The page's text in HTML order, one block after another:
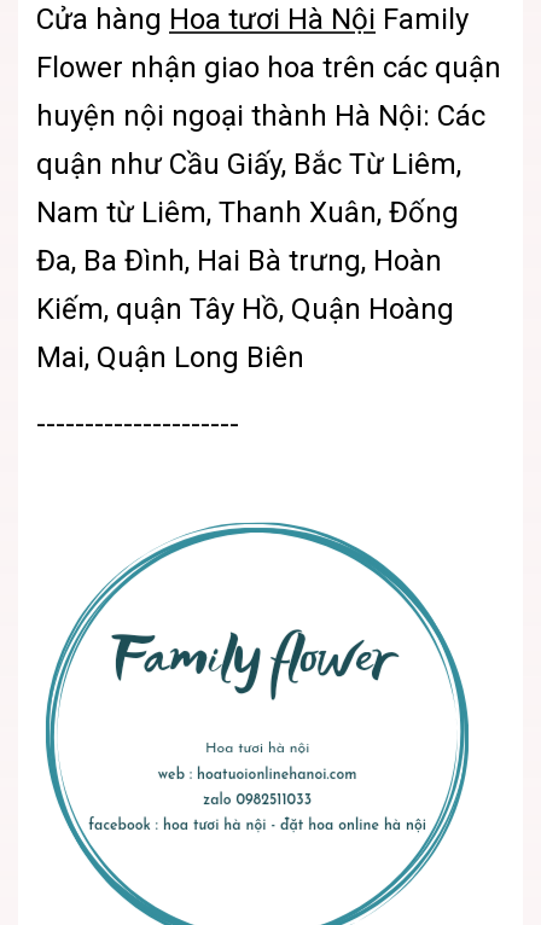
Cửa hàng Hoa tươi Hà Nội Family
Flower nhận giao hoa trên các quận
huyện nội ngoại thành Hà Nội: Các
quận như Cầu Giấy, Bắc Từ Liêm,
Nam từ Liêm, Thanh Xuân, Đống
Đa, Ba Đình, Hai Bà trưng, Hoàn
Kiếm, quận Tây Hồ, Quận Hoàng
Mai, Quận Long Biên
---------------------